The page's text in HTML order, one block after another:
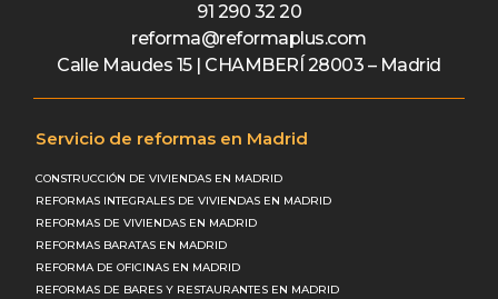
91 290 32 20
reforma@reformaplus.com
Calle Maudes 15 | CHAMBERÍ 28003 – Madrid
Servicio de reformas en Madrid
CONSTRUCCIÓN DE VIVIENDAS EN MADRID
REFORMAS INTEGRALES DE VIVIENDAS EN MADRID
REFORMAS DE VIVIENDAS EN MADRID
REFORMAS BARATAS EN MADRID
REFORMA DE OFICINAS EN MADRID
REFORMAS DE BARES Y RESTAURANTES EN MADRID